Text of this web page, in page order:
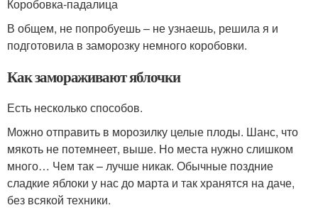
Коробовка-падалица
В общем, не попробуешь – не узнаешь, решила я и
подготовила в заморозку немного коробовки.
Как замораживают яблочки
Есть несколько способов.
Можно отправить в морозилку целые плоды. Шанс, что
мякоть не потемнеет, выше. Но места нужно слишком
много… Чем так – лучше никак. Обычные поздние
сладкие яблоки у нас до марта и так хранятся на даче,
без всякой техники.